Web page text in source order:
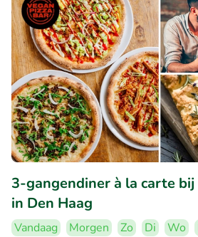
3-gangendiner à la carte bij
in Den Haag
Vandaag Morgen Zo Di Wo